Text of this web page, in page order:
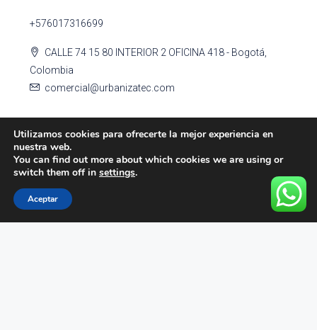
+576017316699
CALLE 74 15 80 INTERIOR 2 OFICINA 418 - Bogotá,
Colombia
comercial@urbanizatec.com
Enlaces Rápidos
Utilizamos cookies para ofrecerte la mejor experiencia en
nuestra web.
You can find out more about which cookies we are using or
switch them off in settings.
Aceptar